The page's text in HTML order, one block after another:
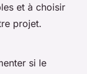
et à choisir
projet.
si le